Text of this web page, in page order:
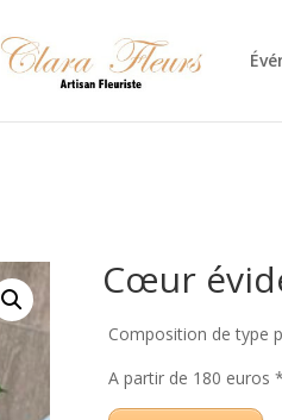
Cœur
Composition de type
A partir de 180 euros *